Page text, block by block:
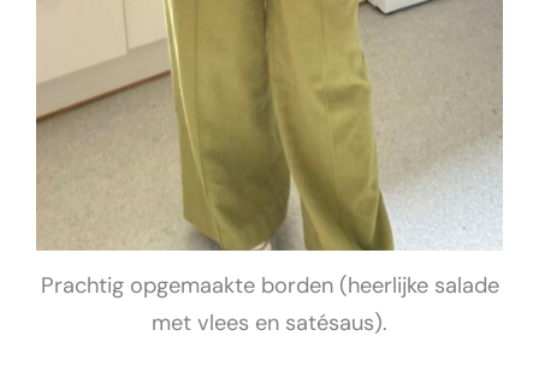
Prachtig opgemaakte borden (heerlijke salade
met vlees en satésaus).